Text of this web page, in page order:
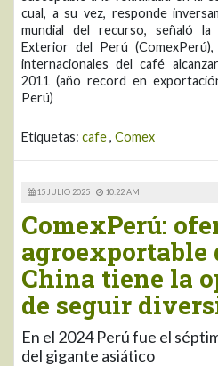
cual, a su vez, responde
mundial del recurso, señaló la
Exterior del Perú
internacionales del café
2011 (año record en
Perú)
Etiquetas: cafe, Comex
15 JULIO 2025 | 10:22 AM
ComexPerú:
agroexportable
China tiene la
de seguir
En el 2024 Perú fue el
del gigante asiático